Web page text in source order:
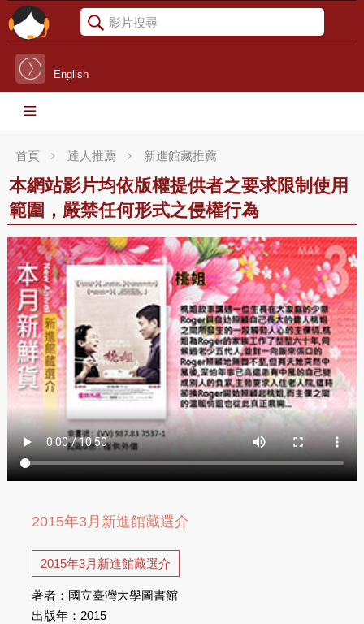
English
首頁 達人推薦 新進館藏推薦
本網站影片均依版權提供者之要求限制使用
範圍，嚴禁任何形式之侵權行為
2015年3月新進館藏選介
2015年3月新進館藏選介
著者：國立臺灣大學圖書館
出版年：2015